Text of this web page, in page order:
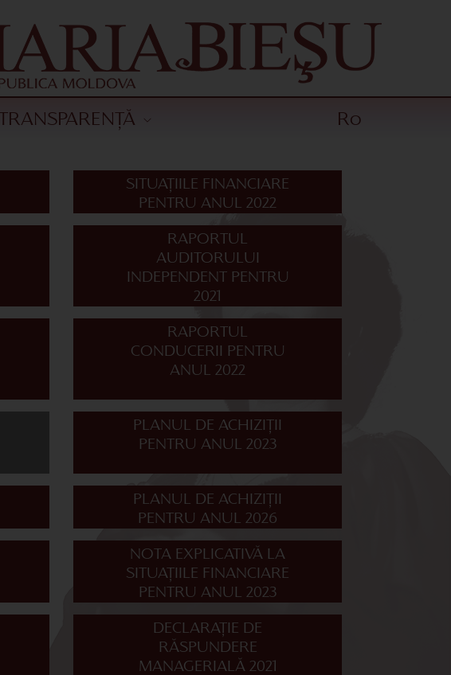
TRANSPARENȚĂ Ro
SITUAȚIILE FINANCIARE
PENTRU ANUL 2022
RAPORTUL
AUDITORULUI
INDEPENDENT PENTRU
2021
RAPORTUL
CONDUCERII PENTRU
ANUL 2022
PLANUL DE ACHIZIȚII
PENTRU ANUL 2023
PLANUL DE ACHIZIȚII
PENTRU ANUL 2026
NOTA EXPLICATIVĂ LA
SITUAȚIILE FINANCIARE
PENTRU ANUL 2023
DECLARAȚIE DE
RĂSPUNDERE
MANAGERIALĂ 2021